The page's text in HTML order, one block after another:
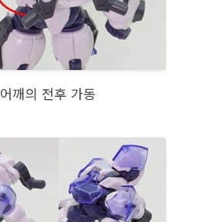
어깨의 전후 가동